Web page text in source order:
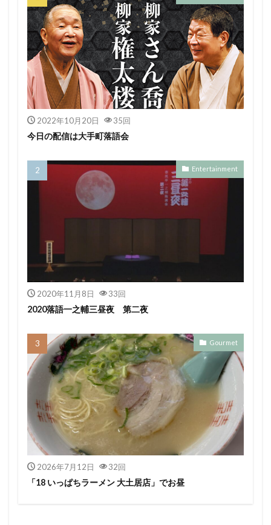
2022年10月20日 35回
今日の配信は大手町落語会
Entertainment
2020年11月8日 33回
2020落語一之輔三昼夜 第二夜
Gourmet
2026年7月12日 32回
「18 いっぱちラーメン 大土居店」でお昼